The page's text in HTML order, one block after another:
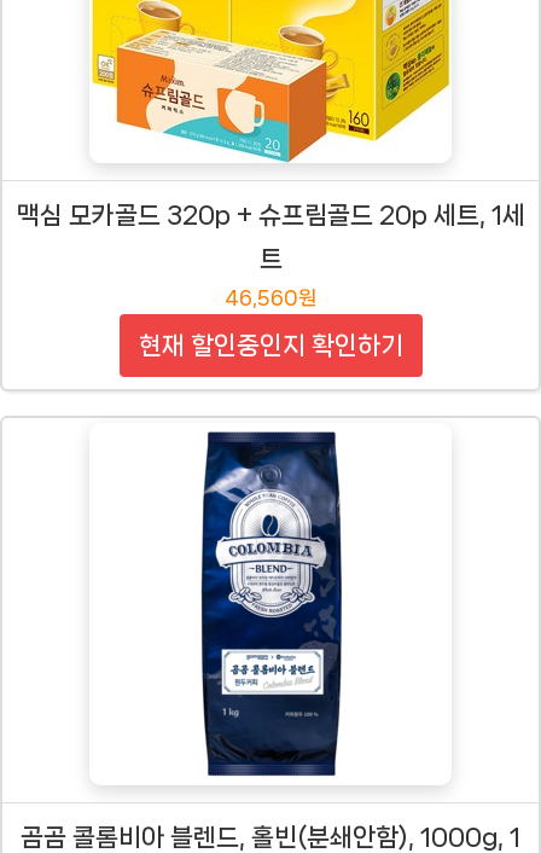
맥심 모카골드 320p + 슈프림골드 20p 세트, 1세
트
46,560원
현재 할인중인지 확인하기
곰곰 콜롬비아 블렌드, 홀빈(분쇄안함), 1000g, 1